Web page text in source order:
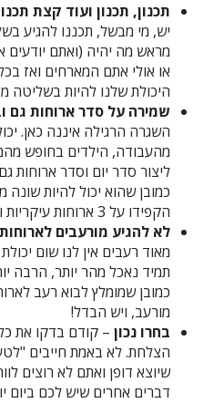
תכנון, תכנון ועוד קצת
יש, מי מבשל, תכננו להגיע
מראש מה יהיה (ואתם
או אולי אתם המארחים ואז
היכולת שלנו להיות בשליטה
שמירה על סדר ארוחות גם
השגרה הרגילה איננה כאן.
מהעבודה, הילדים בחופש
ליצור סדר יום וסדר ארוחות
כמובן שהוא יכול להיות
הקפידו על 3 ארוחות עיקריות וביניים לפי הצורך.
לא להגיע מורעבים
מאוד רעבים אין לנו שום
תמיד נאכל מהר יותר, הרבה
כמובן שמומלץ לבוא רעב
מורעב, ויש הבדל!
בחרו נכון – קודם בדקו את
הצלחת. לא באמת חייבים
שיוצא דופן ואתם לא רוצים
דברים אחרים שיש לכם ביום